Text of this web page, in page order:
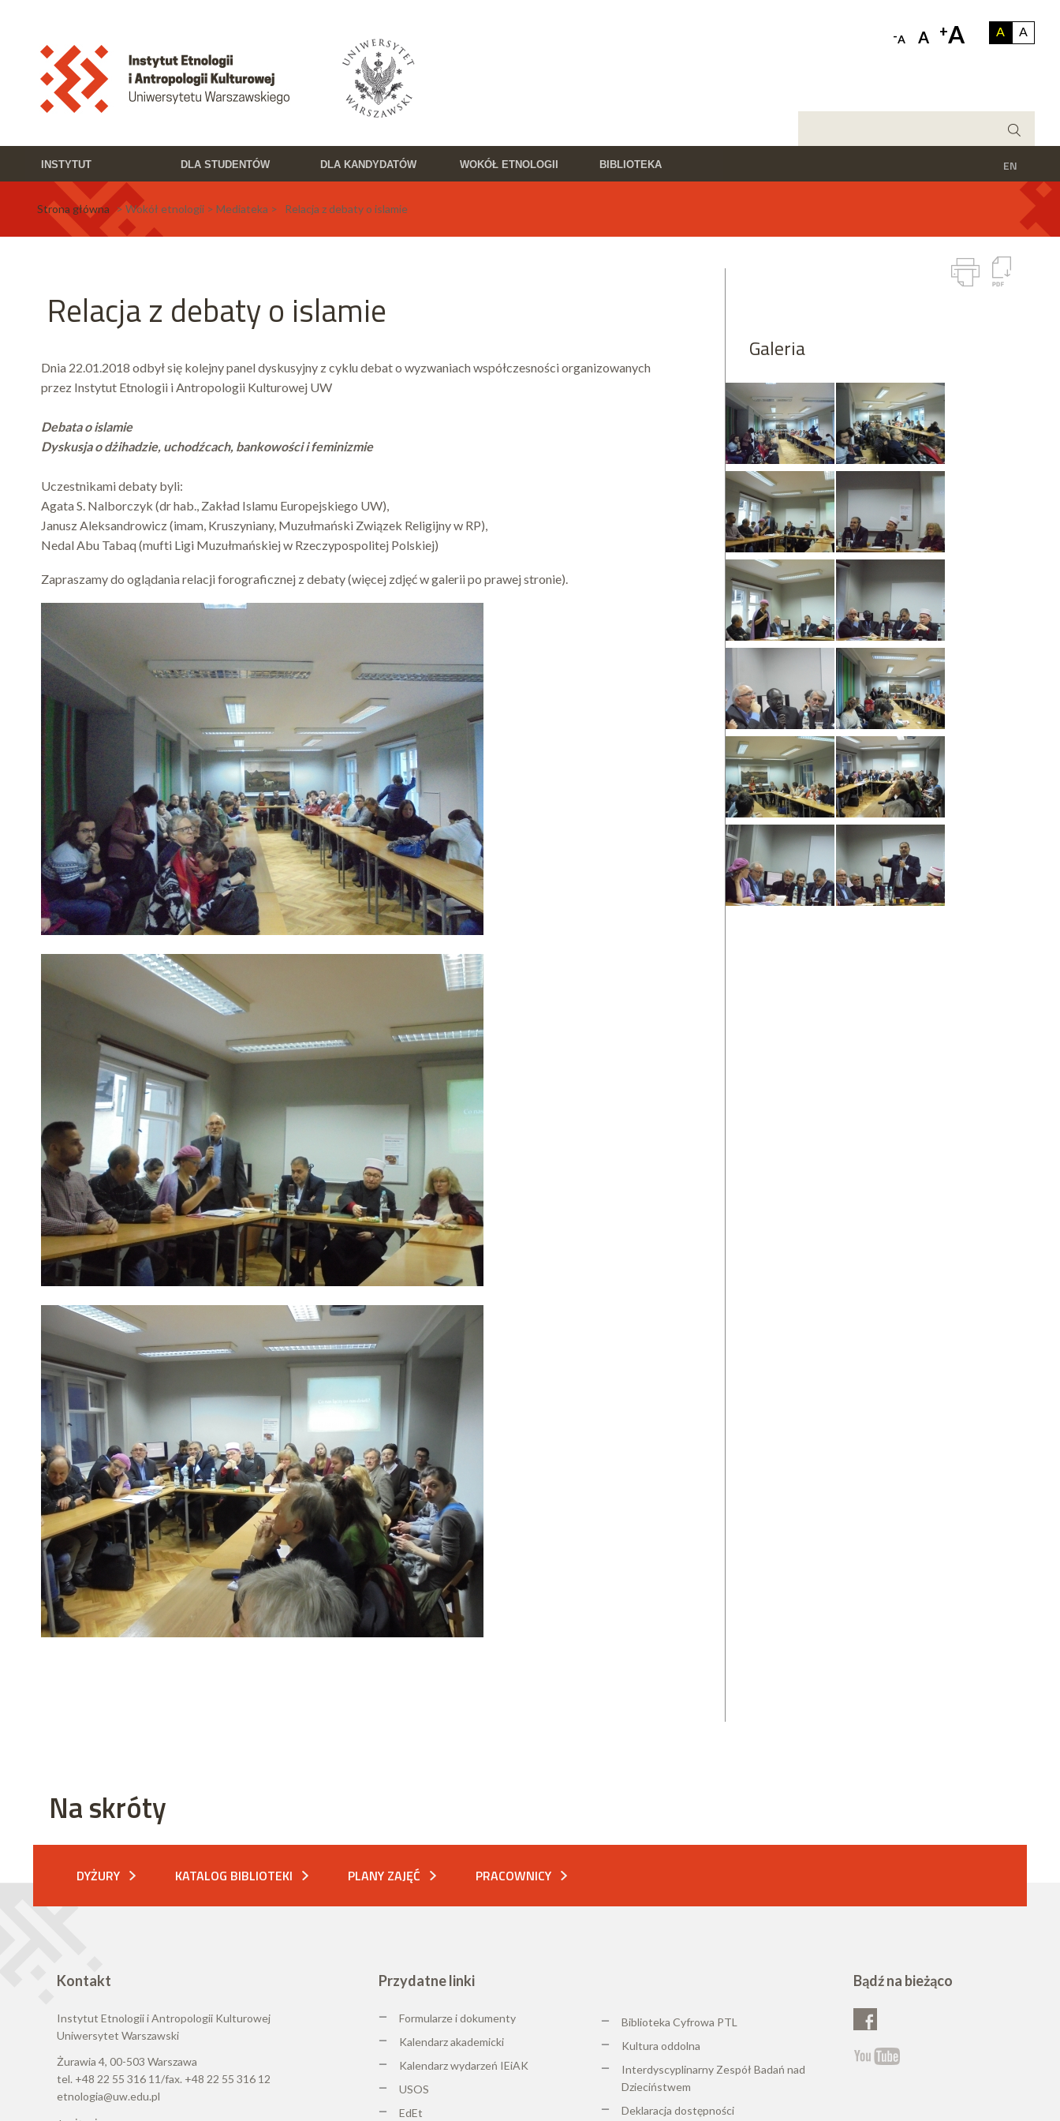
A
A
-A A +A
INSTYTUT DLA STUDENTÓW DLA KANDYDATÓW WOKÓŁ ETNOLOGII BIBLIOTEKA EN
Strona główna > Wokół etnologii > Mediateka > Relacja z debaty o islamie
Relacja z debaty o islamie
Dnia 22.01.2018 odbył się kolejny panel dyskusyjny z cyklu debat o wyzwaniach współczesności organizowanych
przez Instytut Etnologii i Antropologii Kulturowej UW
Debata o islamie
Dyskusja o dżihadzie, uchodźcach, bankowości i feminizmie
Uczestnikami debaty byli:
Agata S. Nalborczyk (dr hab., Zakład Islamu Europejskiego UW),
Janusz Aleksandrowicz (imam, Kruszyniany, Muzułmański Związek Religijny w RP),
Nedal Abu Tabaq (mufti Ligi Muzułmańskiej w Rzeczypospolitej Polskiej)
Zapraszamy do oglądania relacji forograficznej z debaty (więcej zdjęć w galerii po prawej stronie).
Galeria
Na skróty
DYŻURY KATALOG BIBLIOTEKI PLANY ZAJĘĆ PRACOWNICY
Kontakt
Instytut Etnologii i Antropologii Kulturowej
Uniwersytet Warszawski
Żurawia 4, 00-503 Warszawa
tel. +48 22 55 316 11/fax. +48 22 55 316 12
etnologia@uw.edu.pl
Przydatne linki
Formularze i dokumenty
Kalendarz akademicki
Kalendarz wydarzeń IEiAK
USOS
EdEt
Biblioteka Cyfrowa PTL
Kultura oddolna
Interdyscyplinarny Zespół Badań nad
Dzieciństwem
Deklaracja dostępności
Bądź na bieżąco